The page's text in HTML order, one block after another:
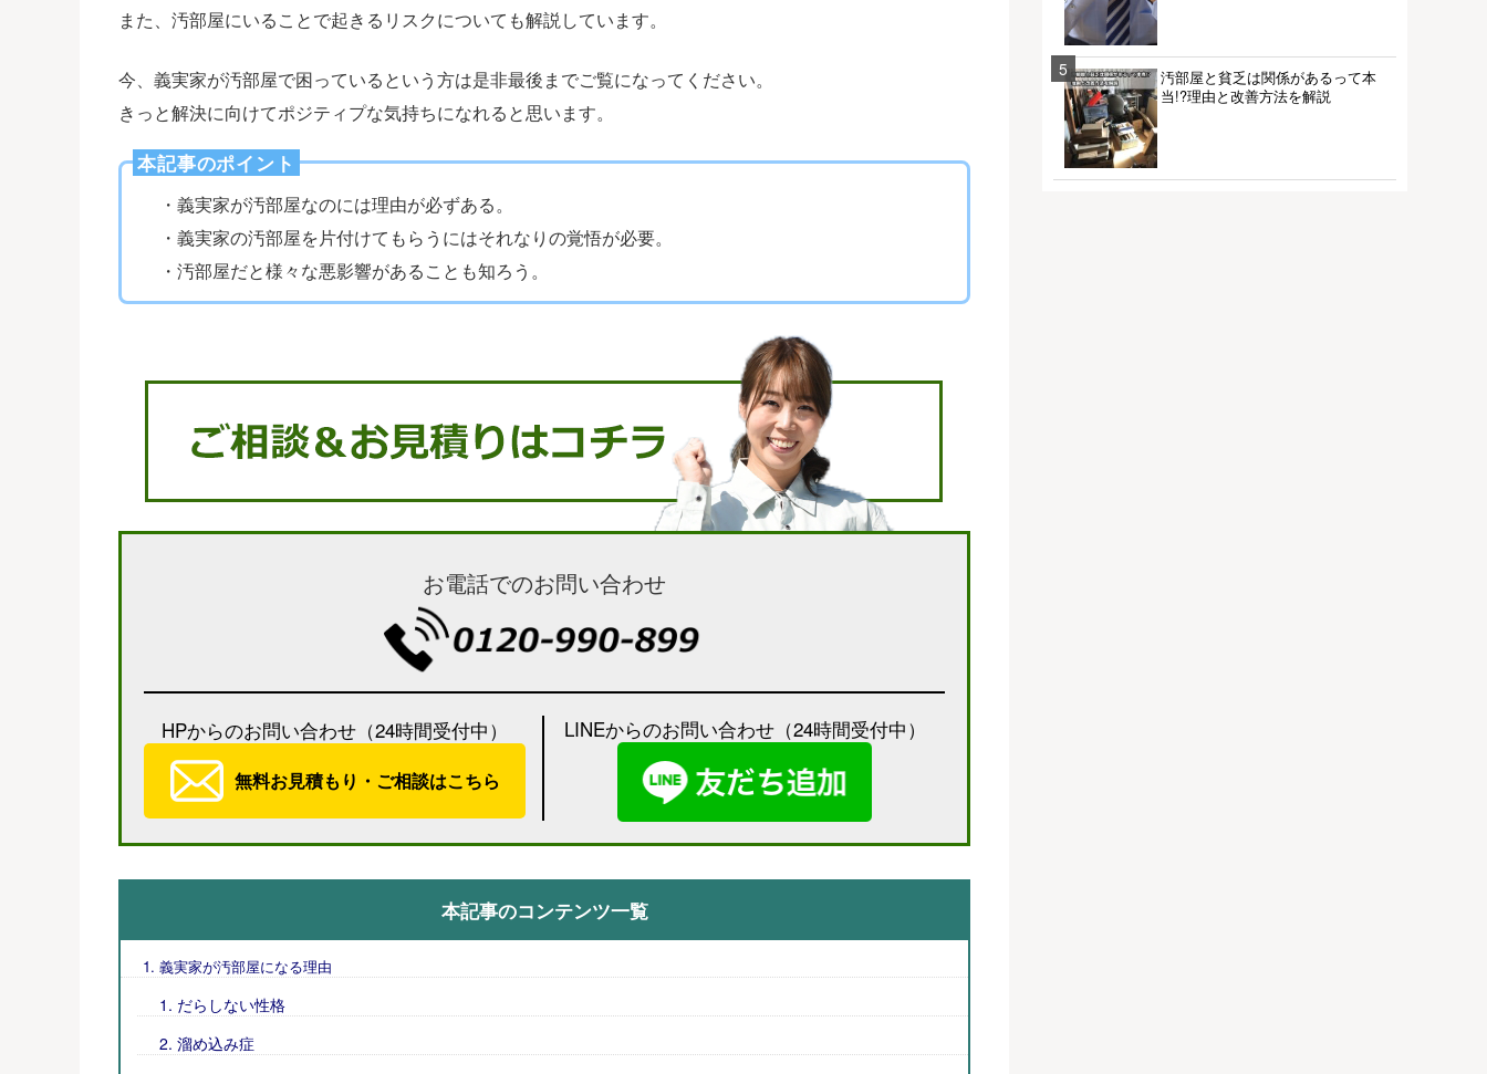
また、汚部屋にいることで起きるリスクについても解説しています。
今、義実家が汚部屋で困っているという方は是非最後までご覧になってください。
きっと解決に向けてポジティプな気持ちになれると思います。
本記事のポイント
・義実家が汚部屋なのには理由が必ずある。
・義実家の汚部屋を片付けてもらうにはそれなりの覚悟が必要。
・汚部屋だと様々な悪影響があることも知ろう。
お電話でのお問い合わせ
HPからのお問い合わせ（24時間受付中）
無料お見積もり・ご相談はこちら
LINEからのお問い合わせ（24時間受付中）
本記事のコンテンツ一覧
義実家が汚部屋になる理由
だらしない性格
溜め込み症
5
汚部屋と貧乏は関係があるって本
当!?理由と改善方法を解説